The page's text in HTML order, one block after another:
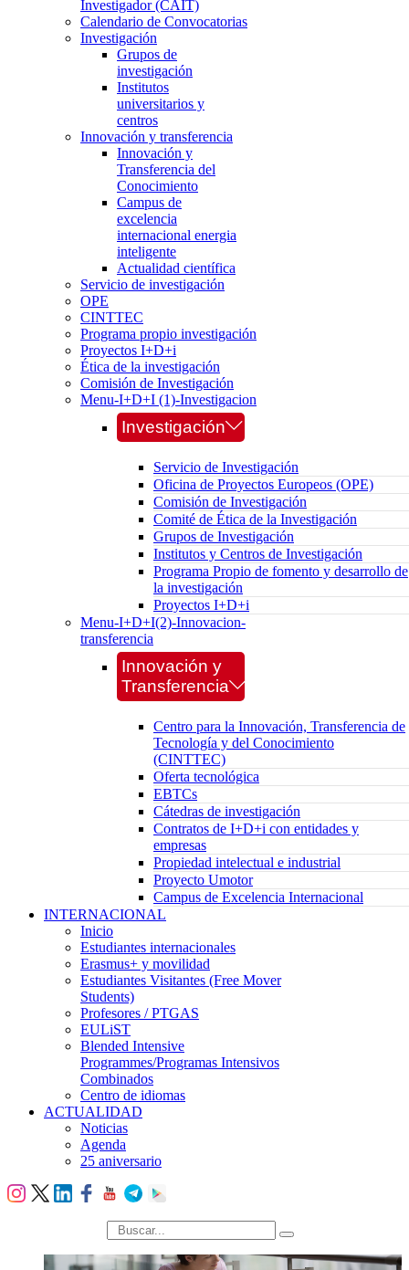
Investigador (CAIT)
Calendario de Convocatorias
Investigación
Grupos de
investigación
Institutos
universitarios y
centros
Innovación y transferencia
Innovación y
Transferencia del
Conocimiento
Campus de
excelencia
internacional energia
inteligente
Actualidad científica
Servicio de investigación
OPE
CINTTEC
Programa propio investigación
Proyectos I+D+i
Ética de la investigación
Comisión de Investigación
Menu-I+D+I (1)-Investigacion
Investigación
Servicio de Investigación
Oficina de Proyectos Europeos (OPE)
Comisión de Investigación
Comité de Ética de la Investigación
Grupos de Investigación
Institutos y Centros de Investigación
Programa Propio de fomento y desarrollo de
la investigación
Proyectos I+D+i
Menu-I+D+I(2)-Innovacion-
transferencia
Innovación y
Transferencia
Centro para la Innovación, Transferencia de
Tecnología y del Conocimiento
(CINTTEC)
Oferta tecnológica
EBTCs
Cátedras de investigación
Contratos de I+D+i con entidades y
empresas
Propiedad intelectual e industrial
Proyecto Umotor
Campus de Excelencia Internacional
INTERNACIONAL
Inicio
Estudiantes internacionales
Erasmus+ y movilidad
Estudiantes Visitantes (Free Mover
Students)
Profesores / PTGAS
EULiST
Blended Intensive
Programmes/Programas Intensivos
Combinados
Centro de idiomas
ACTUALIDAD
Noticias
Agenda
25 aniversario
búsqueda